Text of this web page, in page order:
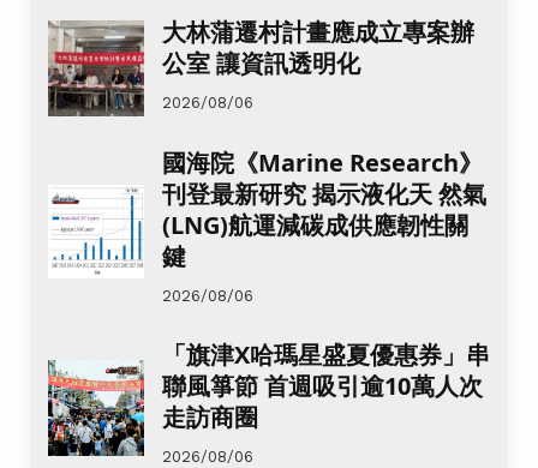
大林蒲遷村計畫應成立專案辦
公室 讓資訊透明化
2026/08/06
國海院《Marine Research》
刊登最新研究 揭示液化天 然氣
(LNG)航運減碳成供應韌性關
鍵
2026/08/06
「旗津X哈瑪星盛夏優惠券」串
聯風箏節 首週吸引逾10萬人次
走訪商圈
2026/08/06